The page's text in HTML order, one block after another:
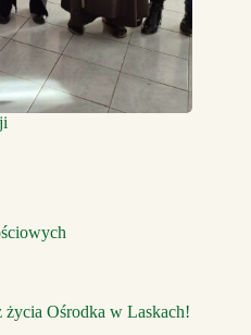
życia Ośrodka w Laskach!